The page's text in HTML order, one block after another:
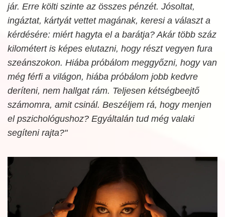
jár. Erre költi szinte az összes pénzét. Jósoltat,
ingáztat, kártyát vettet magának, keresi a választ a
kérdésére: miért hagyta el a barátja? Akár több száz
kilométert is képes elutazni, hogy részt vegyen fura
szeánszokon. Hiába próbálom meggyőzni, hogy van
még férfi a világon, hiába próbálom jobb kedvre
deríteni, nem hallgat rám. Teljesen kétségbeejtő
számomra, amit csinál. Beszéljem rá, hogy menjen
el pszichológushoz? Egyáltalán tud még valaki
segíteni rajta?"